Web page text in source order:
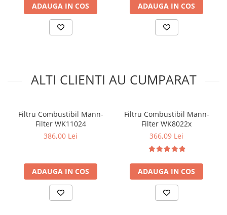
ADAUGA IN COS ADAUGA IN COS
ALTI CLIENTI AU CUMPARAT
Filtru Combustibil Mann-
Filter WK11024
386,00 Lei
ADAUGA IN COS
Filtru Combustibil Mann-
Filter WK8022x
366,09 Lei
ADAUGA IN COS